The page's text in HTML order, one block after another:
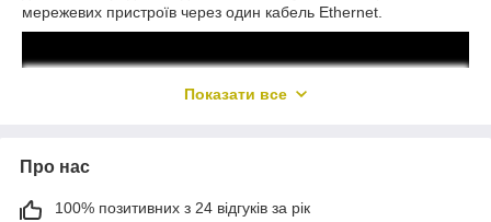
мережевих пристроїв через один кабель Ethernet.
Показати все
Про нас
100% позитивних з 24 відгуків за рік